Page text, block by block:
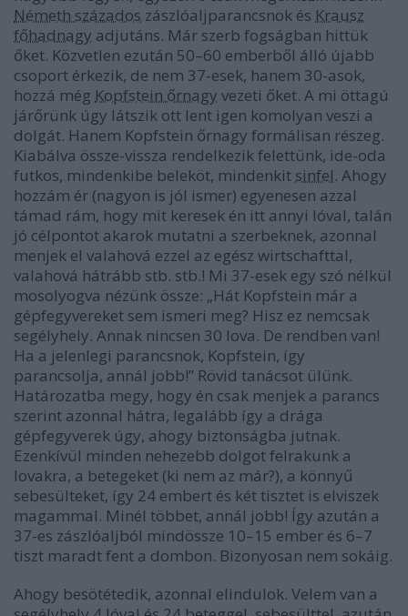
Németh százados zászlóaljparancsnok és Krausz
főhadnagy adjutáns. Már szerb fogságban hittük
őket. Közvetlen ezután 50–60 emberből álló újabb
csoport érkezik, de nem 37-esek, hanem 30-asok,
hozzá még Kopfstein őrnagy vezeti őket. A mi öttagú
járőrünk úgy látszik ott lent igen komolyan veszi a
dolgát. Hanem Kopfstein őrnagy formálisan részeg.
Kiabálva össze-vissza rendelkezik felettünk, ide-oda
futkos, mindenkibe beleköt, mindenkit sinfel. Ahogy
hozzám ér (nagyon is jól ismer) egyenesen azzal
támad rám, hogy mit keresek én itt annyi lóval, talán
jó célpontot akarok mutatni a szerbeknek, azonnal
menjek el valahová ezzel az egész wirtschafttal,
valahová hátrább stb. stb.! Mi 37-esek egy szó nélkül
mosolyogva nézünk össze: „Hát Kopfstein már a
gépfegyvereket sem ismeri meg? Hisz ez nemcsak
segélyhely. Annak nincsen 30 lova. De rendben van!
Ha a jelenlegi parancsnok, Kopfstein, így
parancsolja, annál jobb!” Rövid tanácsot ülünk.
Határozatba megy, hogy én csak menjek a parancs
szerint azonnal hátra, legalább így a drága
gépfegyverek úgy, ahogy biztonságba jutnak.
Ezenkívül minden nehezebb dolgot felrakunk a
lovakra, a betegeket (ki nem az már?), a könnyű
sebesülteket, így 24 embert és két tisztet is elviszek
magammal. Minél többet, annál jobb! Így azután a
37-es zászlóaljból mindössze 10–15 ember és 6–7
tiszt maradt fent a dombon. Bizonyosan nem sokáig.
Ahogy besötétedik, azonnal elindulok. Velem van a